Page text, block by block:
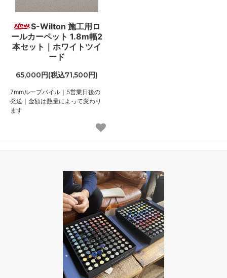
S-Wilton 施工用ロ
ールカーペット 1.8m幅2
本セット｜ホワイトツイ
ード
65,000円(税込71,500円)
7mmループパイル｜5営業日後の
発送｜金額は数量によって変わり
ます